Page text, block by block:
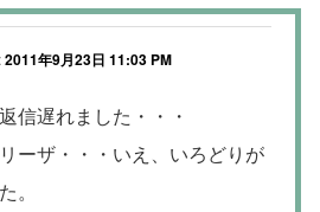
2011年9月23日 11:03 PM
信遅れました・・・
ーザ・・・いえ、いろどりが
。